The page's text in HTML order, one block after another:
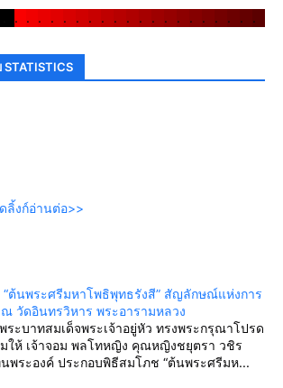
. . . . . . . . . . . . . . . . . . . .
STATISTICS
ลิ้งก์อ่านต่อ>>
ต้นพระศรีมหาโพธิพุทธรังสี” สัญลักษณ์แห่งการ
วัดอินทรวิหาร พระอารามหลวง
พระบาทสมเด็จพระเจ้าอยู่หัว ทรงพระกรุณาโปรด
มให้ เจ้าจอม พลโทหญิง คุณหญิงชยุตรา วชิร
พระองค์ ประกอบพิธีสมโภช “ต้นพระศรีมห...